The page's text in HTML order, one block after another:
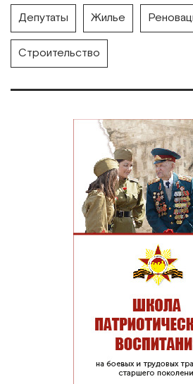
Депутаты Жилье
Строительство